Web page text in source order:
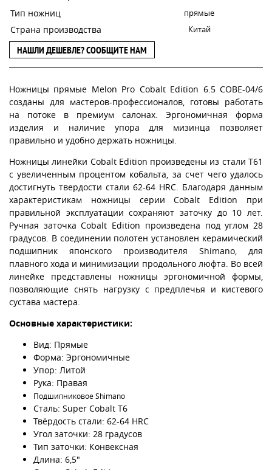
Тип ножниц прямые
Страна производства Китай
НАШЛИ ДЕШЕВЛЕ? СООБЩИТЕ НАМ
Ножницы прямые Melon Pro Cobalt Edition 6.5 COBE-04/6
созданы для мастеров-профессионалов, готовы работать
на потоке в премиум салонах. Эргономичная форма
изделия и наличие упора для мизинца позволяет
правильно и удобно держать ножницы.
Ножницы линейки Cobalt Edition произведены из стали T61
с увеличенным процентом кобальта, за счет чего удалось
достигнуть твердости стали 62-64 HRC. Благодаря данным
характеристикам ножницы серии Cobalt Edition при
правильной эксплуатации сохраняют заточку до 10 лет.
Ручная заточка Cobalt Edition произведена под углом 28
градусов. В соединении полотен установлен керамический
подшипник японского производителя Shimano, для
плавного хода и минимизации продольного люфта. Во всей
линейке представлены ножницы эргономичной формы,
позволяющие снять нагрузку с предплечья и кистевого
сустава мастера.
Основные характеристики:
Вид: Прямые
Форма: Эргономичные
Упор: Литой
Рука: Правая
Подшипниковое Shimano
Сталь: Super Cobalt T6
Твёрдость стали: 62-64 HRC
Угол заточки: 28 градусов
Тип заточки: Конвексная
Длина: 6,5"